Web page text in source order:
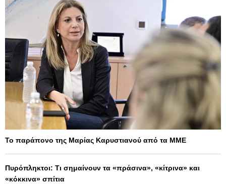
Το παράπονο της Μαρίας Καρυστιανού από τα ΜΜΕ
Πυρόπληκτοι: Τι σημαίνουν τα «πράσινα», «κίτρινα» και
«κόκκινα» σπίτια